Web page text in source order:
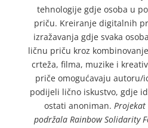
tehnologije gdje osoba u
priču. Kreiranje digitalnih
izražavanja gdje svaka
ličnu priču kroz
crteža, filma, muzike i
priče omogućavaju autoru/
podijeli lično iskustvo, gdje
ostati anoniman. Projekat
podržala Rainbow Solidarity